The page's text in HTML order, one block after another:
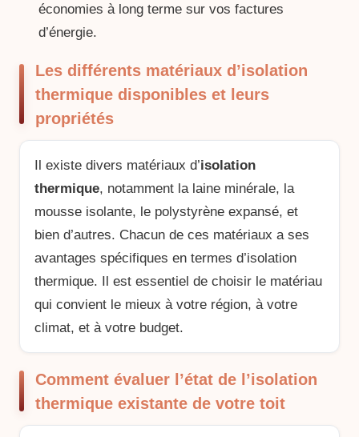
économies à long terme sur vos factures
d’énergie.
Les différents matériaux d’isolation
thermique disponibles et leurs
propriétés
Il existe divers matériaux d’isolation
thermique, notamment la laine minérale, la
mousse isolante, le polystyrène expansé, et
bien d’autres. Chacun de ces matériaux a ses
avantages spécifiques en termes d’isolation
thermique. Il est essentiel de choisir le matériau
qui convient le mieux à votre région, à votre
climat, et à votre budget.
Comment évaluer l’état de l’isolation
thermique existante de votre toit